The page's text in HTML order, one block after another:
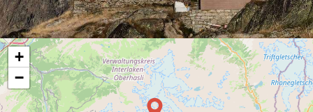
+
−